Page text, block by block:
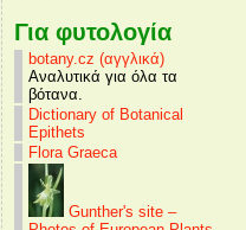
Για φυτολογία
botany.cz (αγγλικά)
Αναλυτικά για όλα τα
βότανα.
Dictionary of Botanical
Epithets
Flora Graeca
Gunther's site –